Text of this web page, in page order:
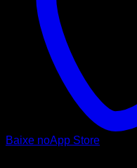
Baixe noApp Store